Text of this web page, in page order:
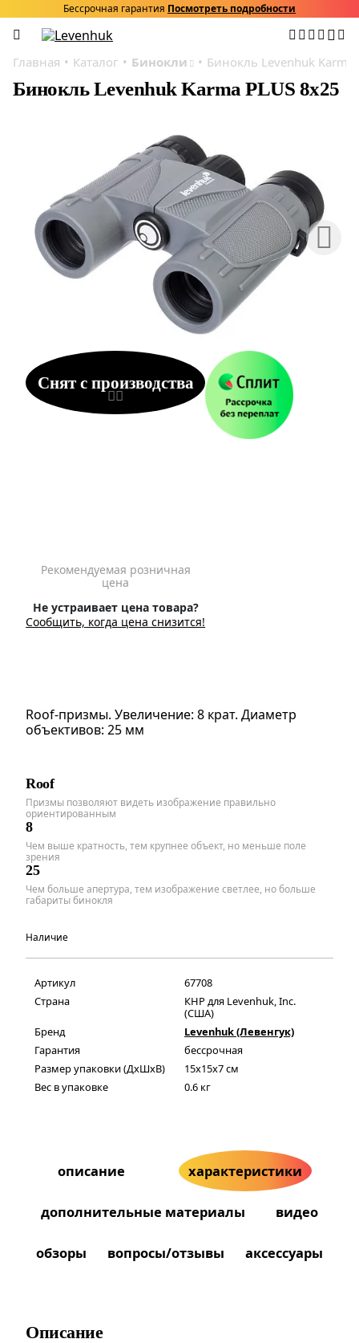
Бессрочная гарантия Посмотреть подробности
Главная Каталог Бинокли Бинокль Levenhuk Karma
Бинокль Levenhuk Karma PLUS 8x25
Снят с производства
Рекомендуемая розничная
цена
Не устраивает цена товара?
Сообщить, когда цена снизится!
Roof-призмы. Увеличение: 8 крат. Диаметр
объективов: 25 мм
Roof
Призмы позволяют видеть изображение правильно
ориентированным
8
Чем выше кратность, тем крупнее объект, но меньше поле
зрения
25
Чем больше апертура, тем изображение светлее, но больше
габариты бинокля
Наличие
Артикул
67708
Страна
КНР для Levenhuk, Inc.
(США)
Бренд
Levenhuk (Левенгук)
Гарантия
бессрочная
Размер упаковки (ДxШxВ)
15x15x7 см
Вес в упаковке
0.6 кг
описание характеристики
дополнительные материалы видео
обзоры вопросы/отзывы аксессуары
Описание